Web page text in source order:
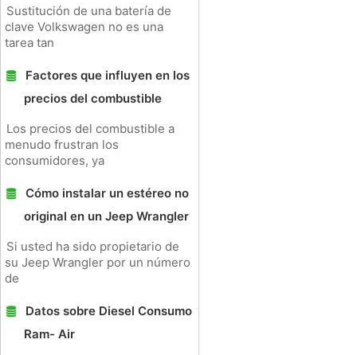
Sustitución de una batería de
clave Volkswagen no es una
tarea tan
Factores que influyen en los
precios del combustible
Los precios del combustible a
menudo frustran los
consumidores, ya
Cómo instalar un estéreo no
original en un Jeep Wrangler
Si usted ha sido propietario de
su Jeep Wrangler por un número
de
Datos sobre Diesel Consumo
Ram- Air